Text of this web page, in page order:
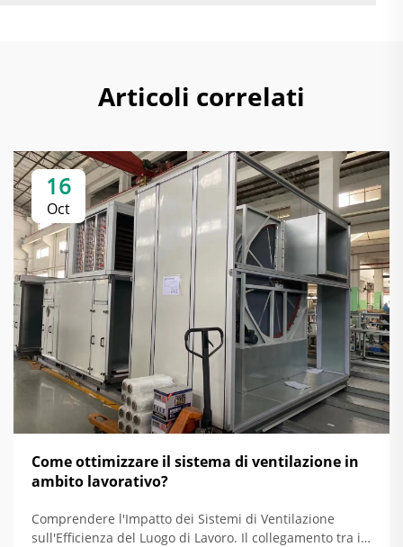
Articoli correlati
16
Oct
Come ottimizzare il sistema di ventilazione in
ambito lavorativo?
Comprendere l'Impatto dei Sistemi di Ventilazione
sull'Efficienza del Luogo di Lavoro. Il collegamento tra il